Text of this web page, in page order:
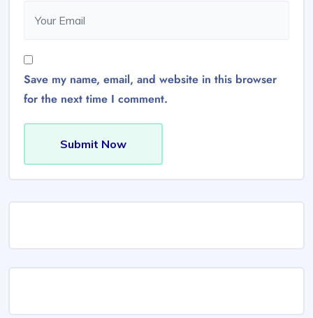
Save my name, email, and website in this browser
for the next time I comment.
Submit Now